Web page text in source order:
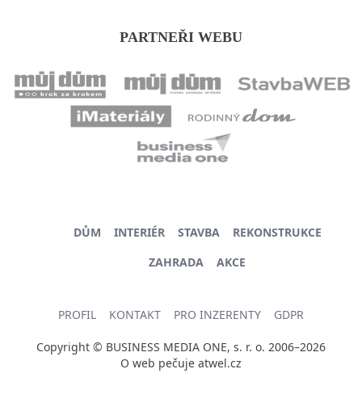
PARTNEŘI WEBU
DŮM INTERIÉR STAVBA
REKONSTRUKCE
ZAHRADA
AKCE
PROFIL KONTAKT PRO INZERENTY GDPR
Copyright © BUSINESS MEDIA ONE, s. r. o. 2006–2026